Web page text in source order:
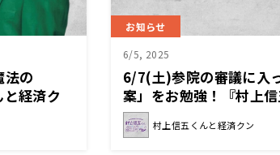
の
と経済ク
お知らせ
6/5, 2025
6/7(土)参院の審議に入
案」をお勉強！『村上
ン』
村上信五くんと経済クン